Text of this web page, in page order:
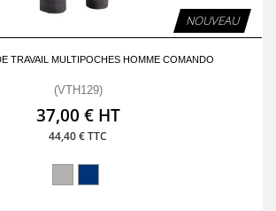
NOUVEAU
TRAVAIL MULTIPOCHES HOMME COMANDO
(VTH129)
37,00 € HT
44,40 € TTC